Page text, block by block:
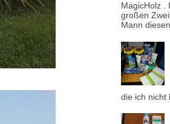
MagicHolz .
großen
Mann
die ich nicht